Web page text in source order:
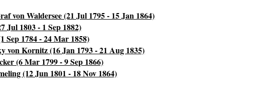
von Waldersee (21 Jul 1795 - 15 Jan 1864)
Jul 1803 - 1 Sep 1882)
Sep 1784 - 24 Mar 1858)
von Kornitz (16 Jan 1793 - 21 Aug 1835)
(6 Mar 1799 - 9 Sep 1866)
(12 Jun 1801 - 18 Nov 1864)